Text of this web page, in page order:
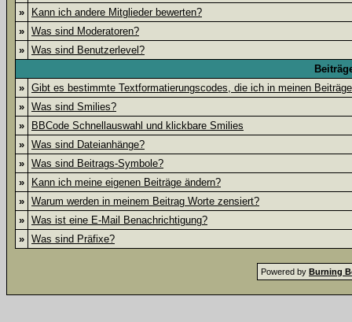
»
Kann ich andere Mitglieder bewerten?
» Was sind Moderatoren?
» Was sind Benutzerlevel?
» Gibt es bestimmte Textformatierungscodes, die ich in meinen
» Was sind Smilies?
»
BBCode Schnellauswahl und klickbare Smilies
» Was sind Dateianhänge?
» Was sind Beitrags-Symbole?
»
Kann ich meine eigenen Beiträge ändern?
» Warum werden in meinem Beitrag Worte zensiert?
» Was ist eine E-Mail Benachrichtigung?
» Was sind Präfixe?
Powered by Burning